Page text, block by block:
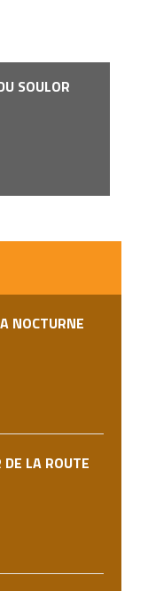
SOULOR
NOCTURNE
LA ROUTE